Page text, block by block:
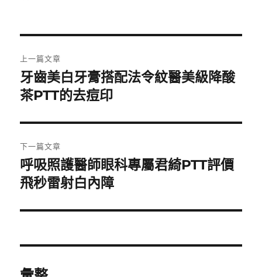
章
導
覽
上一篇文章
上
一
文
章:
牙齒美白牙膏搭配法令紋醫美級降酸
茶PTT的去痘印
下一篇文章
下
一
文
呼吸照護醫師眼科專屬君綺PTT評價
飛秒雷射白內障